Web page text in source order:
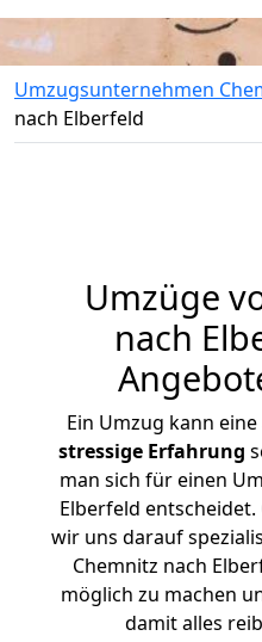
Umzugsunternehmen
nach Elberfeld
Umzüge
nach
Ein Umzug kann
stressige Erfahrung
man sich für einen
Elberfeld
wir uns darauf
Chemnitz nach
möglich zu machen
damit alles